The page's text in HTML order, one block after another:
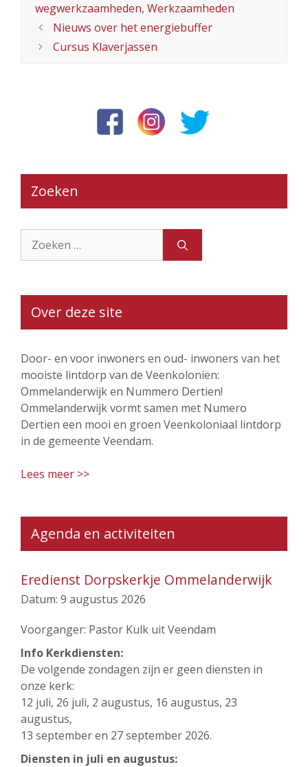
wegwerkzaamheden, Werkzaamheden
Nieuws over het energiebuffer
Cursus Klaverjassen
Zoeken
naar:
Over deze site
Door- en voor inwoners en oud- inwoners van het
mooiste lintdorp van de Veenkoloniën:
Ommelanderwijk en Nummero Dertien!
Ommelanderwijk vormt samen met Numero
Dertien een mooi en groen Veenkoloniaal lintdorp
in de gemeente Veendam.
Lees meer >>
Agenda en activiteiten
Eredienst Dorpskerkje Ommelanderwijk
Datum: 9 augustus 2026
Voorganger: Pastor Kulk uit Veendam
Info Kerkdiensten:
De volgende zondagen zijn er geen diensten in
onze kerk:
12 juli, 26 juli, 2 augustus, 16 augustus, 23
augustus,
13 september en 27 september 2026.
Diensten in juli en augustus: